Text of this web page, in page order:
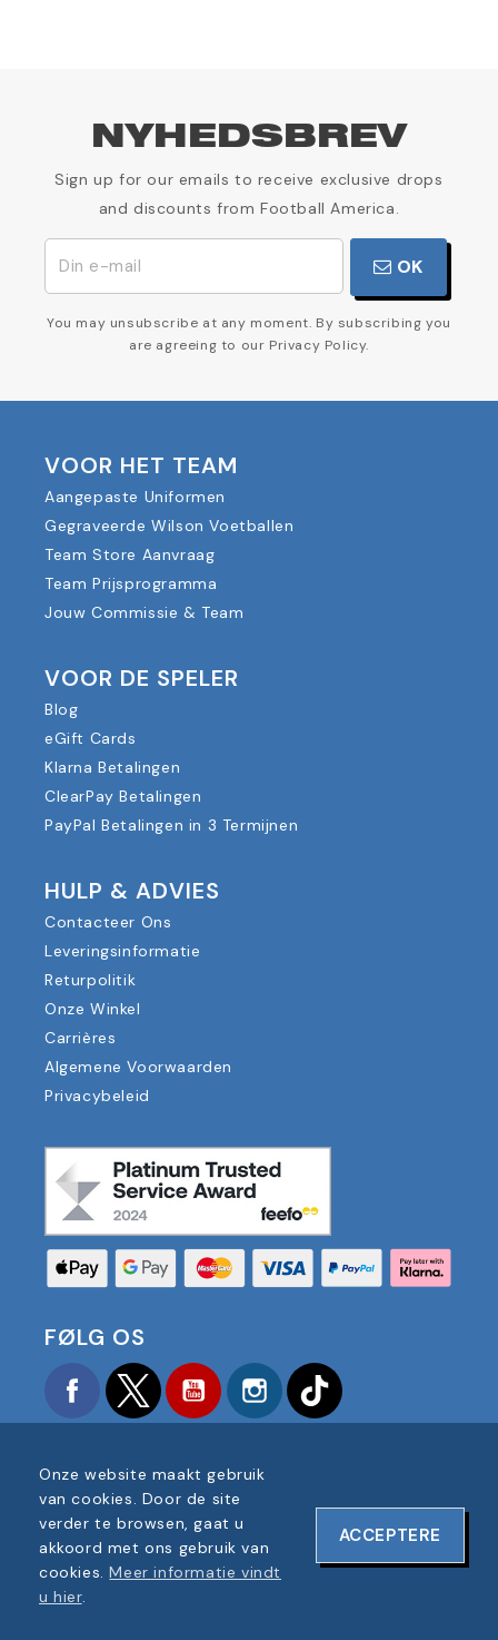
NYHEDSBREV
Sign up for our emails to receive exclusive drops
and discounts from Football America.
OK
You may unsubscribe at any moment. By subscribing you
are agreeing to our Privacy Policy.
VOOR HET TEAM
Aangepaste Uniformen
Gegraveerde Wilson Voetballen
Team Store Aanvraag
Team Prijsprogramma
Jouw Commissie & Team
VOOR DE SPELER
Blog
eGift Cards
Klarna Betalingen
ClearPay Betalingen
PayPal Betalingen in 3 Termijnen
HULP & ADVIES
Contacteer Ons
Leveringsinformatie
Returpolitik
Onze Winkel
Carrières
Algemene Voorwaarden
Privacybeleid
FØLG OS
FacebookTwitter YouTubeInstagram
COPYRIGHT © 2025 FOOTBALL AMERICA UK ALLE
RECHTEN VOORBEHOUDEN
BEDRIJF REGISTRATIENUMMER: 06354287
WEBSITEONTWERP DOOR
Onze website maakt gebruik
van cookies. Door de site
verder te browsen, gaat u
akkoord met ons gebruik van
cookies.Meer informatie vindt
u hier.
ACCEPTERE